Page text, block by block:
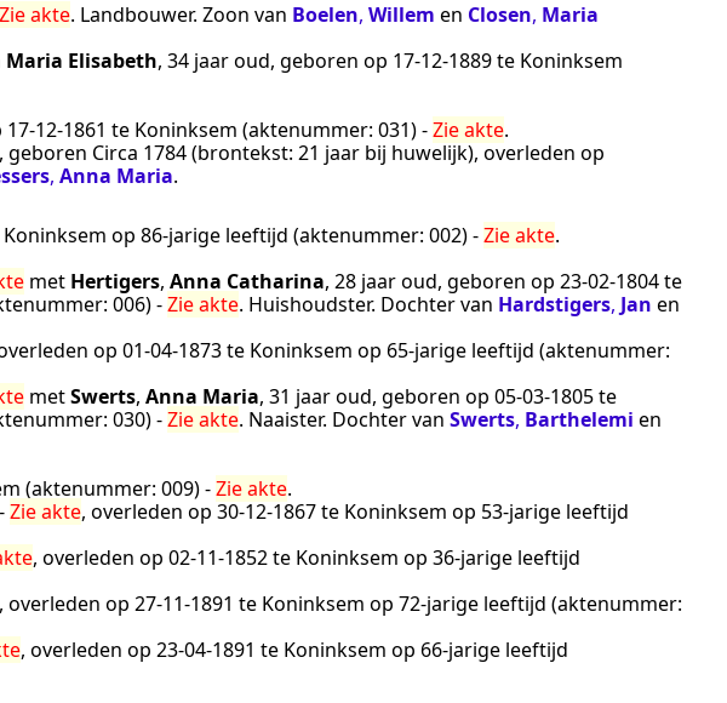
Zie akte. Landbouwer. Zoon van Boelen, Willem en Closen, Maria
Maria Elisabeth, 34 jaar oud, geboren op 17‑12‑1889te Koninksem
17‑12‑1861 te Koninksem (aktenummer: 031) -Zie akte.
, geboren Circa 1784(brontekst: 21 jaar bij huwelijk), overleden op
, Anna Maria.
Koninksem op 86-jarige leeftijd (aktenummer: 002) -Zie akte.
met Hertigers, Anna Catharina, 28 jaar oud, geboren op 23‑02‑1804te
006) -Zie akte. Huishoudster. Dochter van Hardstigers, Jan en
op 01‑04‑1873te Koninksem op 65-jarige leeftijd (aktenummer:
metSwerts, Anna Maria, 31 jaar oud, geboren op 05‑03‑1805te
030) -Zie akte. Naaister. Dochter van Swerts, Barthelemi en
(aktenummer: 009) -Zie akte.
Zie akte, overleden op30‑12‑1867te Koninksem op 53-jarige leeftijd
, overleden op 02‑11‑1852te Koninksem op 36-jarige leeftijd
, overleden op 27‑11‑1891 te Koninksem op 72-jarige leeftijd (aktenummer:
, overleden op 23‑04‑1891 te Koninksem op 66-jarige leeftijd